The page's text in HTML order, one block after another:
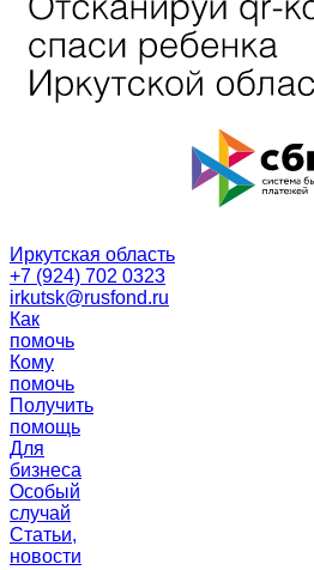
Иркутская область
+7 (924) 702 0323
irkutsk@rusfond.ru
Как
помочь
Кому
помочь
Получить
помощь
Для
бизнеса
Особый
случай
Статьи,
новости